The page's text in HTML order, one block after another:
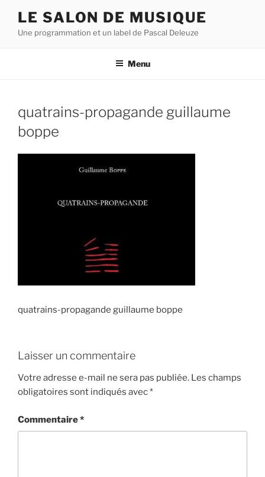
contenu
LE SALON DE MUSIQUE
Une programmation et un label de Pascal Deleuze
Menu
quatrains-propagande guillaume
boppe
quatrains-propagande guillaume boppe
Laisser un commentaire
Votre adresse e-mail ne sera pas publiée. Les champs
obligatoires sont indiqués avec*
Commentaire*